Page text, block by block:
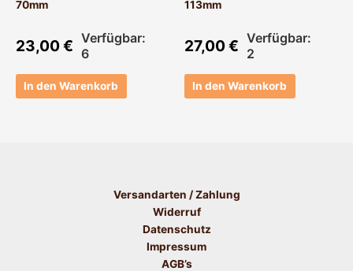
70mm
23,00€ Verfügbar:
6
In den Warenkorb
113mm
27,00€ Verfügbar:
2
In den Warenkorb
Versandarten / Zahlung
Widerruf
Datenschutz
Impressum
AGB’s